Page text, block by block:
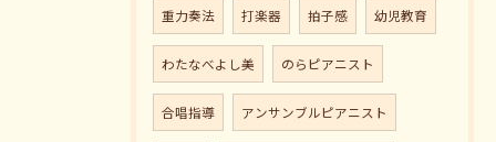
重力奏法 打楽器 拍子感 幼児教育
わたなべよし美 のらピアニスト
合唱指導 アンサンブルピアニスト